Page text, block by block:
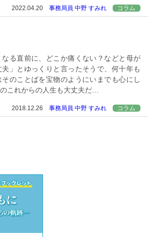
2022.04.20 事務局員 中野 すみれ コラム
る直前に、どこか痛くない？などと母が
」とゆっくりと言ったそうで、何十年も
のことばを宝物のようにいまでも心にし
これからの人生も大丈夫だ…
2018.12.26 事務局員 中野 すみれ コラム